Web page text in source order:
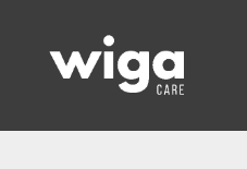
Inhalt
springen